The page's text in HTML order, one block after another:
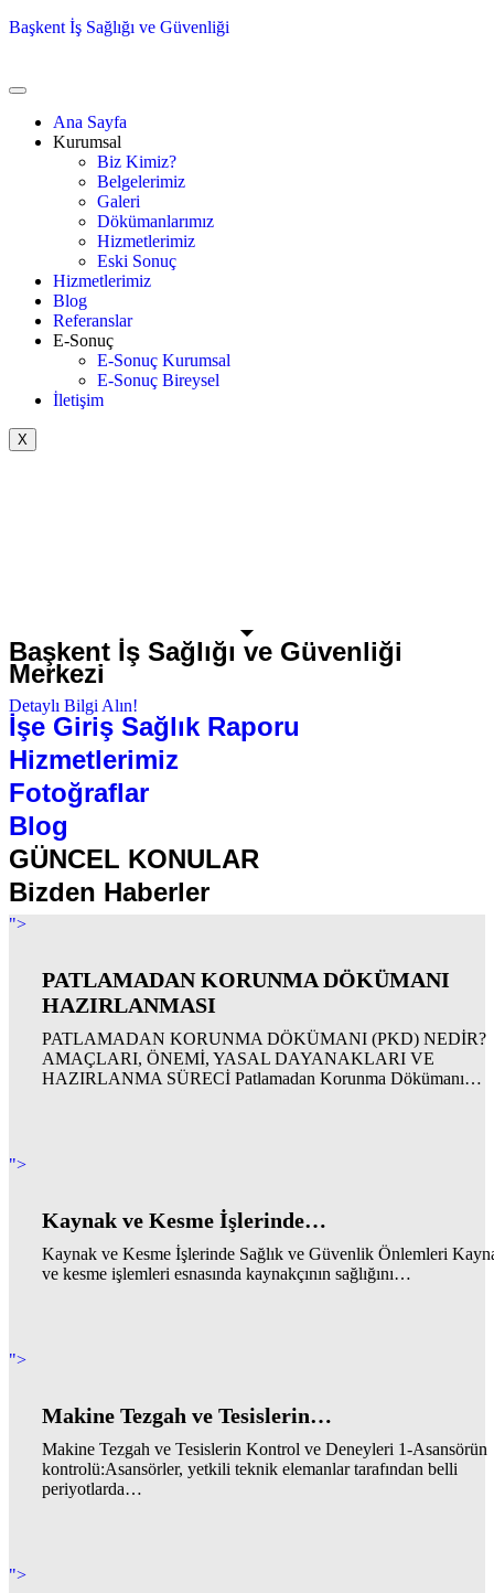
Başkent İş Sağlığı ve Güvenliği
Ana Sayfa
Kurumsal
Biz Kimiz?
Belgelerimiz
Galeri
Dökümanlarımız
Hizmetlerimiz
Eski Sonuç
Hizmetlerimiz
Blog
Referanslar
E-Sonuç
E-Sonuç Kurumsal
E-Sonuç Bireysel
İletişim
X
Başkent İş Sağlığı ve Güvenliği
Merkezi
Detaylı Bilgi Alın!
İşe Giriş Sağlık Raporu
Hizmetlerimiz
Fotoğraflar
Blog
GÜNCEL KONULAR
Bizden Haberler
">
PATLAMADAN KORUNMA DÖKÜMANI
HAZIRLANMASI
PATLAMADAN KORUNMA DÖKÜMANI (PKD) NEDİR?
AMAÇLARI, ÖNEMİ, YASAL DAYANAKLARI VE
HAZIRLANMA SÜRECİ Patlamadan Korunma Dökümanı…
">
Kaynak ve Kesme İşlerinde…
Kaynak ve Kesme İşlerinde Sağlık ve Güvenlik Önlemleri
ve kesme işlemleri esnasında kaynakçının sağlığını…
">
Makine Tezgah ve Tesislerin…
Makine Tezgah ve Tesislerin Kontrol ve Deneyleri 1-Asansörün
kontrolü:Asansörler, yetkili teknik elemanlar tarafından belli
periyotlarda…
">